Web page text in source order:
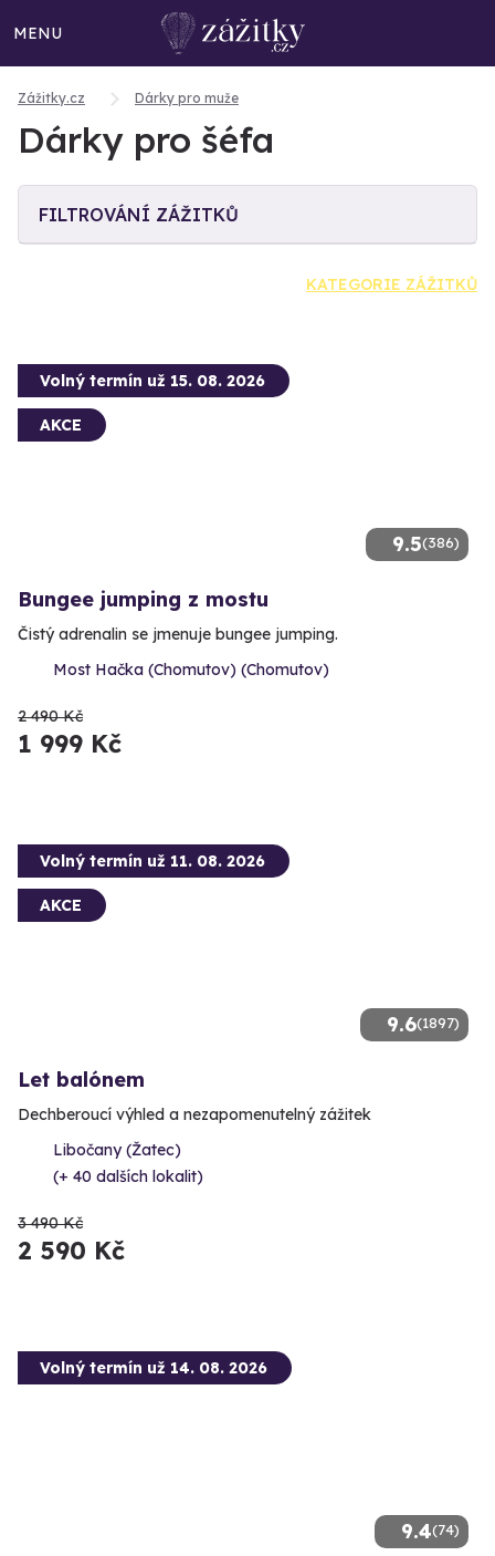
MENU
Zážitky.cz Dárky pro muže
Dárky pro šéfa
FILTROVÁNÍ ZÁŽITKŮ
KATEGORIE ZÁŽITKŮ
9.5(386)
Volný termín už 15. 08. 2026
AKCE
Bungee jumping z mostu
Čistý adrenalin se jmenuje bungee jumping.
Most Hačka (Chomutov) (Chomutov)
2 490 Kč
1 999 Kč
9.6(1897)
Volný termín už 11. 08. 2026
AKCE
Let balónem
Dechberoucí výhled a nezapomenutelný zážitek
Libočany (Žatec)
(+ 40 dalších lokalit)
3 490 Kč
2 590 Kč
9.4(74)
Volný termín už 14. 08. 2026